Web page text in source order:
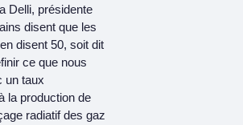
Delli, présidente
disent que les
disent 50, soit dit
ce que nous
un taux
la production de
radiatif des gaz